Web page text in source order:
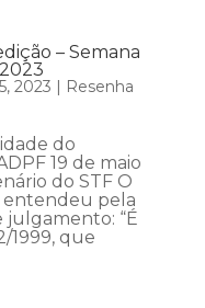
– Semana
2023 | Resenha
do
19 de maio
do STF O
entendeu pela
julgamento: “É
1999, que